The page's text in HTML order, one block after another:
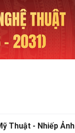
Thuật - Nhiếp Ảnh